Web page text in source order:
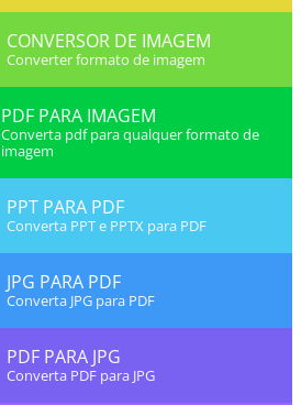
CONVERSOR DE IMAGEM
Converter formato de imagem
PDF PARA IMAGEM
Converta pdf para qualquer formato de
imagem
PPT PARA PDF
Converta PPT e PPTX para PDF
JPG PARA PDF
Converta JPG para PDF
PDF PARA JPG
Converta PDF para JPG